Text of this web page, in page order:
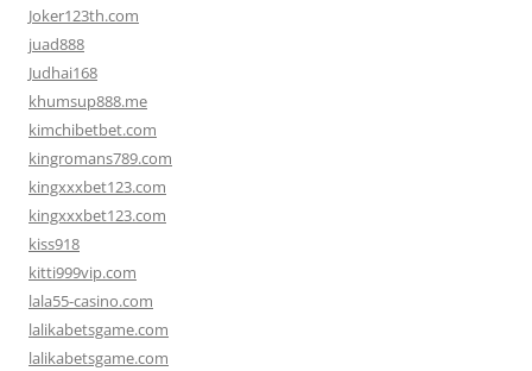
Joker123th.com
juad888
Judhai168
khumsup888.me
kimchibetbet.com
kingromans789.com
kingxxxbet123.com
kingxxxbet123.com
kiss918
kitti999vip.com
lala55-casino.com
lalikabetsgame.com
lalikabetsgame.com